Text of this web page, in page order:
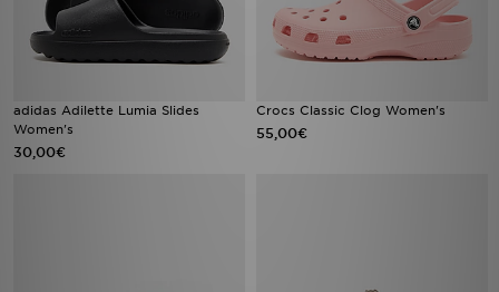
adidas Adilette Lumia Slides
Women's
30,00€
Crocs Classic Clog Women's
55,00€